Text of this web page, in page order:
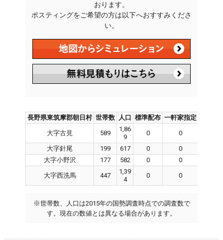
おります。
ポスティングをご希望の方は以下へおすすみくださ
い。
長野県東筑摩郡朝日村 世帯数 人口 標準配布 一軒家指定
大字古見 589
1,86
9
0 0
大字針尾 199 617 0 0
大字小野沢
177 582 0 0
大字西洗馬 447
1,39
4
0 0
※世帯数、人口は2015年の国勢調査時点での調査数で
す。現在の数値とは異なる場合があります。